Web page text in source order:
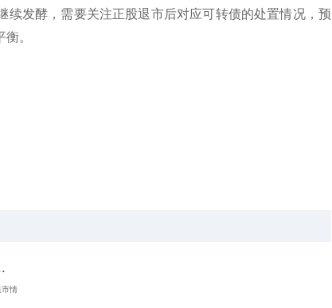
续发酵，需要关注正股退市后对应可转债的处置情况，预
。
市情